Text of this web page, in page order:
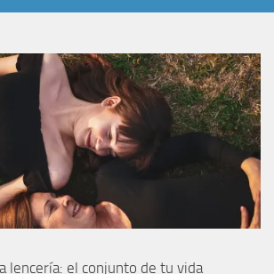
lencería: el conjunto de tu vida